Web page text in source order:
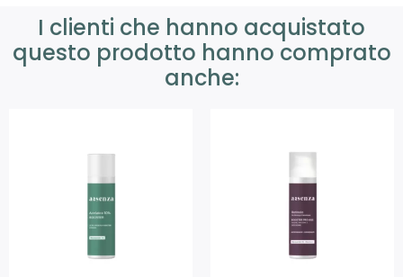
I clienti che hanno acquistato
questo prodotto hanno comprato
anche: